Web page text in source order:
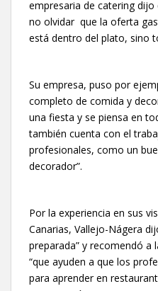
empresaria de catering dijo
no olvidar que la oferta
está dentro del plato, sino
Su empresa, puso por
completo de comida y
una fiesta y se piensa en
también cuenta con el
profesionales, como un
decorador”.
Por la experiencia en sus
Canarias, Vallejo-Nágera
preparada” y recomendó a
“que ayuden a que los
para aprender en